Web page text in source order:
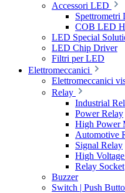
Accessori LED
Spettrometri
COB LED
LED Special
LED Chip Driver
Filtri per LED
Elettromeccanici
Elettromeccanici
Relay
Industrial
Power Relay
High Power
Automotive
Signal Relay
High
Relay Socket
Buzzer
Switch | Push